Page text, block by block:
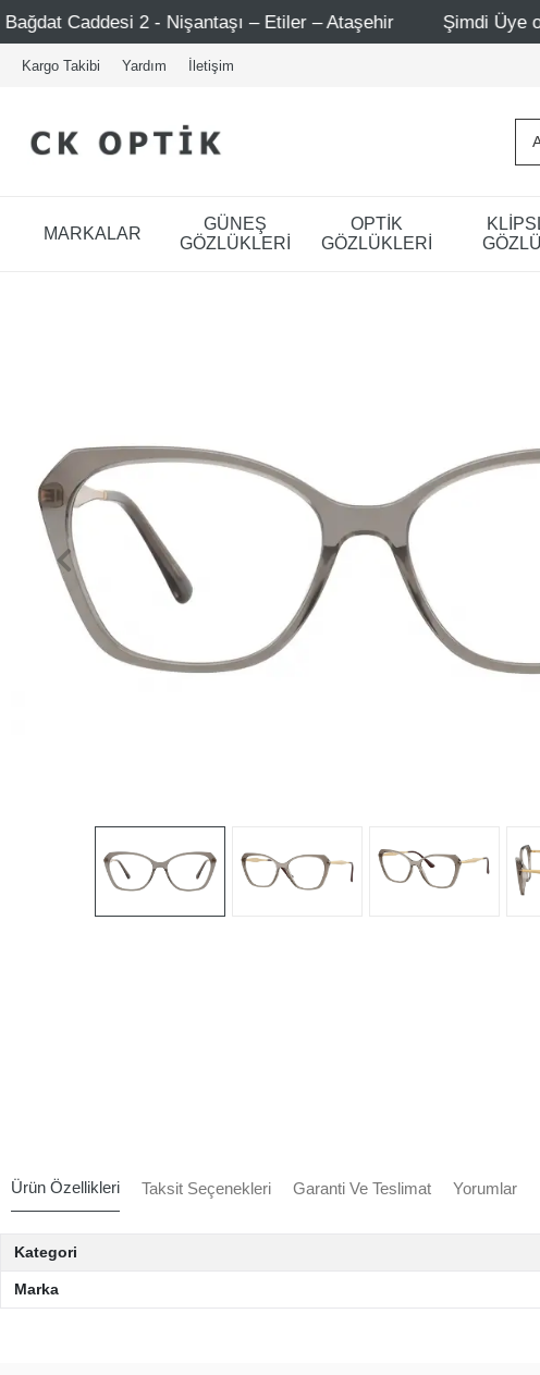
- Nişantaşı – Etiler – Ataşehir Şimdi Üye ol ! 5000 TL
Kargo Takibi Yardım İletişim
MARKALAR
GÜNEŞ
GÖZLÜKLERİ
OPTİK
GÖZLÜKLERİ
Ürün Özellikleri Taksit Seçenekleri Garanti Ve Teslimat Yorumlar
Kategori
Marka